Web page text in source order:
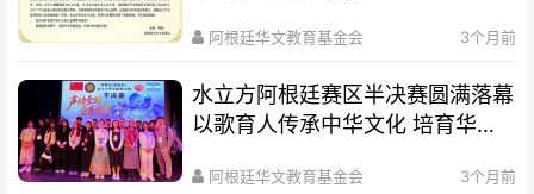
阿根廷华文教育基金会 3个月前
水立方阿根廷赛区半决赛圆满落幕
以歌育人传承中华文化 培育华裔
阿根廷华文教育基金会 3个月前